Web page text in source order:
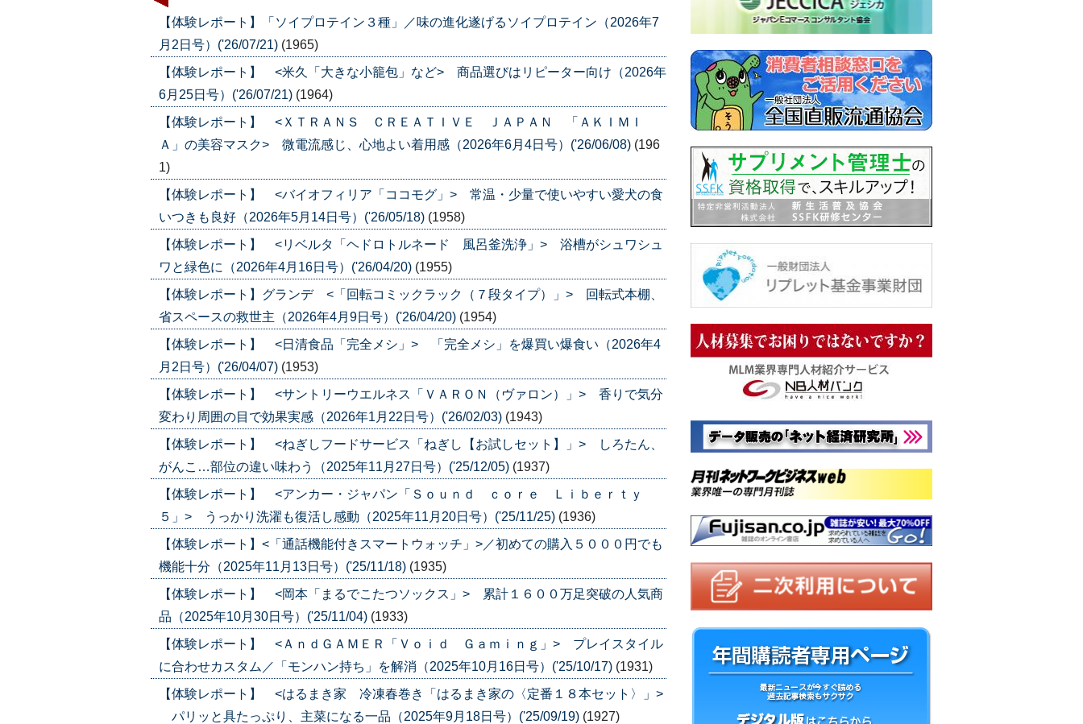
【体験レポート】「ソイプロテイン３種」／味の進化遂げるソイプロテイン（2026年7
月2日号）('26/07/21) (1965)
【体験レポート】 <米久「大きな小籠包」など> 商品選びはリピーター向け（2026年
6月25日号）('26/07/21) (1964)
【体験レポート】 <ＸＴＲＡＮＳ ＣＲＥＡＴＩＶＥ ＪＡＰＡＮ 「ＡＫＩＭＩ
Ａ」の美容マスク> 微電流感じ、心地よい着用感（2026年6月4日号）('26/06/08) (196
1)
【体験レポート】 <バイオフィリア「ココモグ」> 常温・少量で使いやすい愛犬の食
いつきも良好（2026年5月14日号）('26/05/18) (1958)
【体験レポート】 <リベルタ「ヘドロトルネード 風呂釜洗浄」> 浴槽がシュワシュ
ワと緑色に（2026年4月16日号）('26/04/20) (1955)
【体験レポート】グランデ <「回転コミックラック（７段タイプ）」> 回転式本棚、
省スペースの救世主（2026年4月9日号）('26/04/20) (1954)
【体験レポート】 <日清食品「完全メシ」> 「完全メシ」を爆買い爆食い（2026年4
月2日号）('26/04/07) (1953)
【体験レポート】 <サントリーウエルネス「ＶＡＲＯＮ（ヴァロン）」> 香りで気分
変わり周囲の目で効果実感（2026年1月22日号）('26/02/03) (1943)
【体験レポート】 <ねぎしフードサービス「ねぎし【お試しセット】」> しろたん、
がんこ…部位の違い味わう（2025年11月27日号）('25/12/05) (1937)
【体験レポート】 <アンカー・ジャパン「Ｓｏｕｎｄ ｃｏｒｅ Ｌｉｂｅｒｔｙ
５」> うっかり洗濯も復活し感動（2025年11月20日号）('25/11/25) (1936)
【体験レポート】<「通話機能付きスマートウォッチ」>／初めての購入５０００円でも
機能十分（2025年11月13日号）('25/11/18) (1935)
【体験レポート】 <岡本「まるでこたつソックス」> 累計１６００万足突破の人気商
品（2025年10月30日号）('25/11/04) (1933)
【体験レポート】 <ＡｎｄＧＡＭＥＲ「Ｖｏｉｄ Ｇａｍｉｎｇ」> プレイスタイル
に合わせカスタム／「モンハン持ち」を解消（2025年10月16日号）('25/10/17) (1931)
【体験レポート】 <はるまき家 冷凍春巻き「はるまき家の〈定番１８本セット〉」>
パリッと具たっぷり、主菜になる一品（2025年9月18日号）('25/09/19) (1927)